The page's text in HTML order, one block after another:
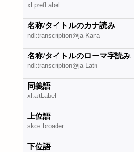
xl:prefLabel
名称/タイトルのカナ読み
ndl:transcription@ja-Kana
名称/タイトルのローマ字読み
ndl:transcription@ja-Latn
同義語
xl:altLabel
上位語
skos:broader
下位語